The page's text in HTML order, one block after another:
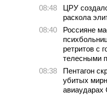
08:48
ЦРУ
раскола
08:40
Россияне
ретритов с
телесными
08:38
Пентагон
убитых